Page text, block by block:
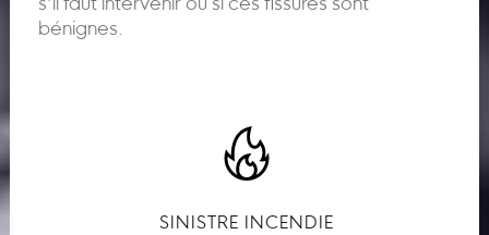
s’il faut intervenir ou si ces fissures sont
bénignes.
SINISTRE INCENDIE